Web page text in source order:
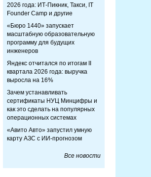
2026 года: ИТ-Пикник, Такси, IT
Founder Camp и другие
«Бюро 1440» запускает
масштабную образовательную
программу для будущих
инженеров
Яндекс отчитался по итогам II
квартала 2026 года: выручка
выросла на 16%
Зачем устанавливать
сертификаты НУЦ Минцифры и
как это сделать на популярных
операционных системах
«Авито Авто» запустил умную
карту АЗС с ИИ-прогнозом
Все новости